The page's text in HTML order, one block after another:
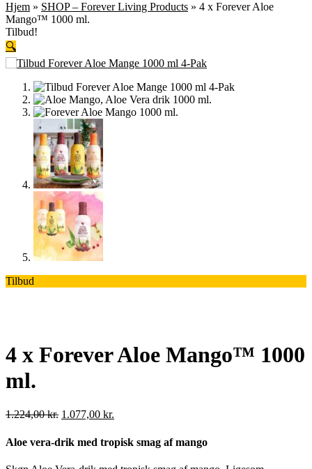
Hjem » SHOP – Forever Living Products » 4 x Forever Aloe
Mango™ 1000 ml.
Tilbud!
🔍
Tilbud
4 x Forever Aloe Mango™ 1000
ml.
1.224,00kr. Den
pris
1.224,00 kr..
1.077,00 kr.
pris
er:
1.077,00 kr..
Aloe vera-drik med tropisk smag af mango